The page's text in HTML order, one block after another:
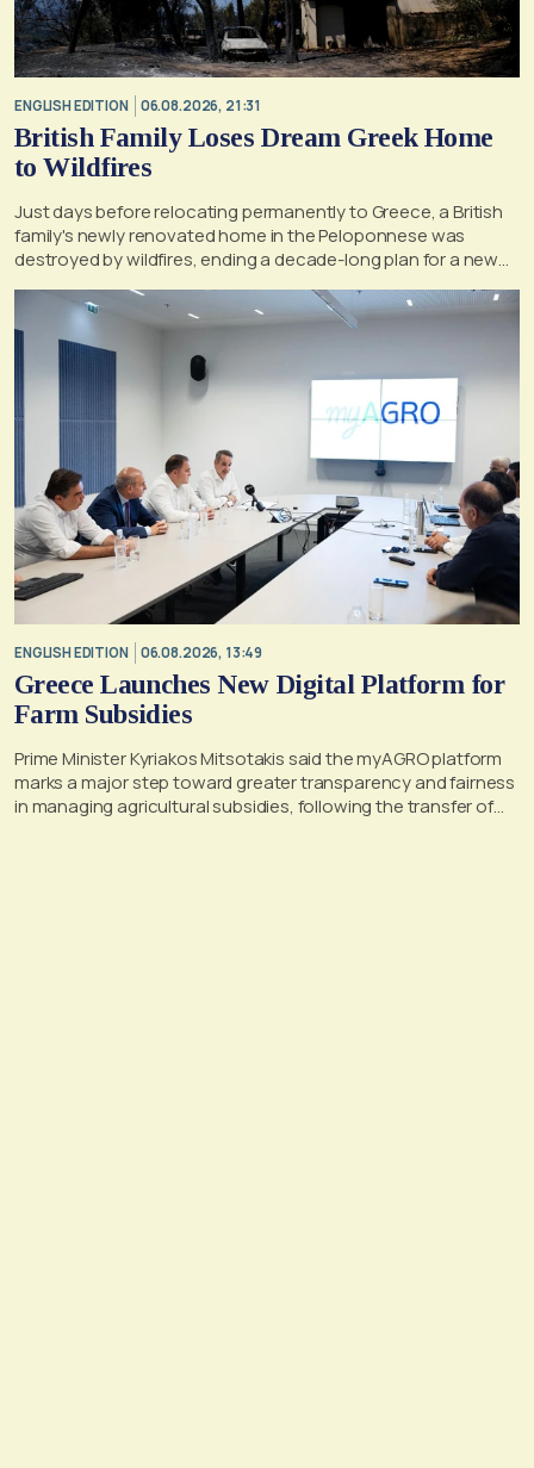
ENGLISH EDITION 06.08.2026, 21:31
British Family Loses Dream Greek Home
to Wildfires
Just days before relocating permanently to Greece, a British
family's newly renovated home in the Peloponnese was
destroyed by wildfires, ending a decade-long plan for a new
ENGLISH EDITION 06.08.2026, 13:49
Greece Launches New Digital Platform for
Farm Subsidies
Prime Minister Kyriakos Mitsotakis said the myAGRO platform
marks a major step toward greater transparency and fairness
in managing agricultural subsidies, following the transfer of